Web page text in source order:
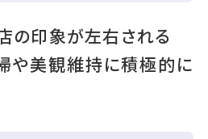
の印象が左右される
美観維持に積極的に